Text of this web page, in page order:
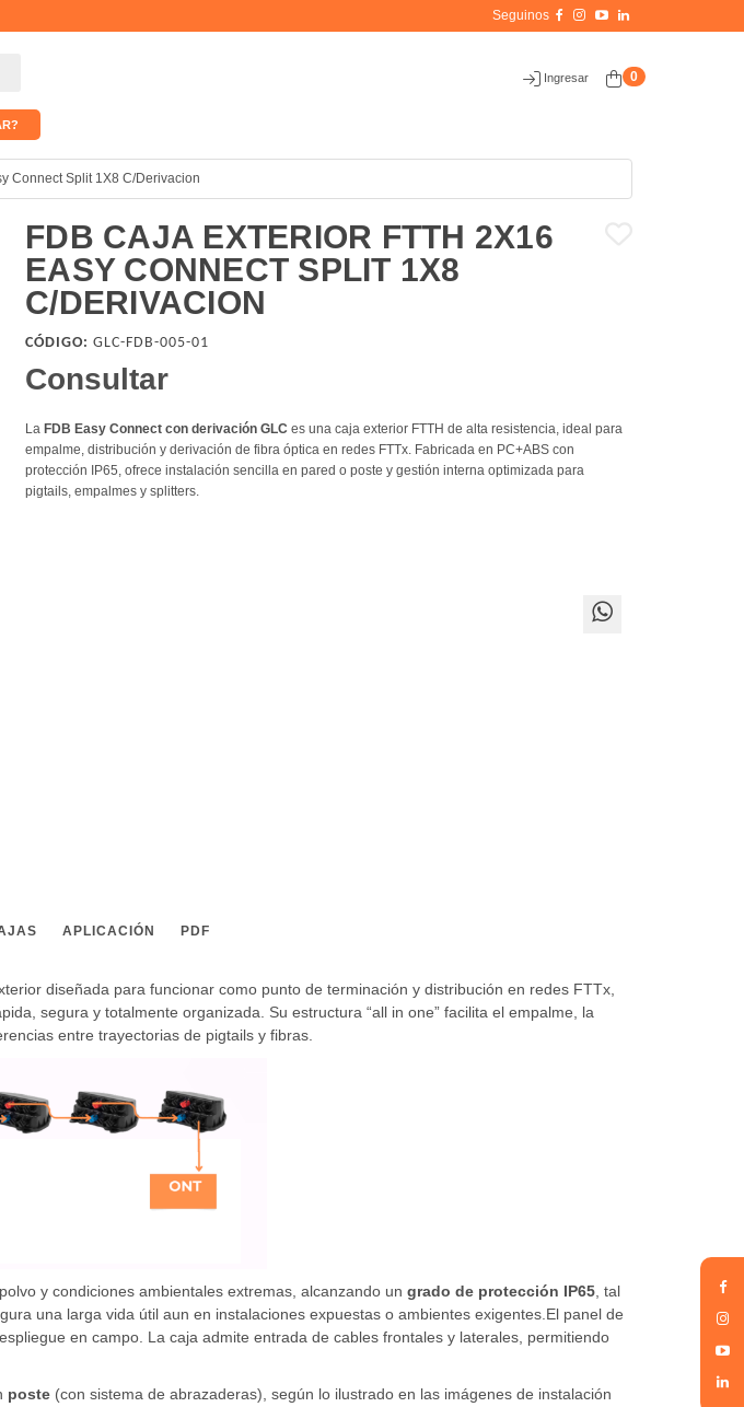
Ingresar 0
Connect Split 1X8 C/Derivacion
FDB CAJA EXTERIOR FTTH 2X16
EASY CONNECT SPLIT 1X8
C/DERIVACION
CÓDIGO: GLC-FDB-005-01
Consultar
La FDB Easy Connect con derivación GLC es una caja exterior FTTH de alta resistencia, ideal para
empalme, distribución y derivación de fibra óptica en redes FTTx. Fabricada en PC+ABS con
protección IP65, ofrece instalación sencilla en pared o poste y gestión interna optimizada para
pigtails, empalmes y splitters.
APLICACIÓN PDF
diseñada para funcionar como punto de terminación y distribución en redes FTTx,
segura y totalmente organizada. Su estructura “all in one” facilita el empalme, la
entre trayectorias de pigtails y fibras.
y condiciones ambientales extremas, alcanzando un grado de protección IP65, tal
una larga vida útil aun en instalaciones expuestas o ambientes exigentes.El panel de
en campo. La caja admite entrada de cables frontales y laterales, permitiendo
poste (con sistema de abrazaderas), según lo ilustrado en las imágenes de instalación